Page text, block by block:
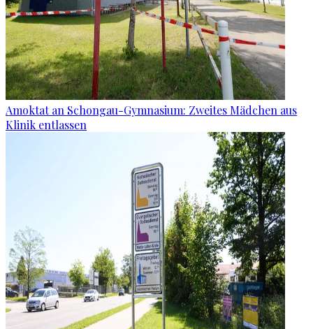
Amoktat an Schongau-Gymnasium: Zweites Mädchen aus
Klinik entlassen